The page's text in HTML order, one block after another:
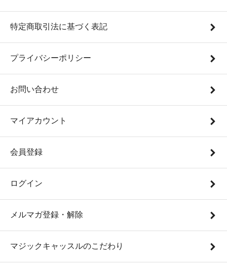
特定商取引法に基づく表記
プライバシーポリシー
お問い合わせ
マイアカウント
会員登録
ログイン
メルマガ登録・解除
マジックキャッスルのこだわり